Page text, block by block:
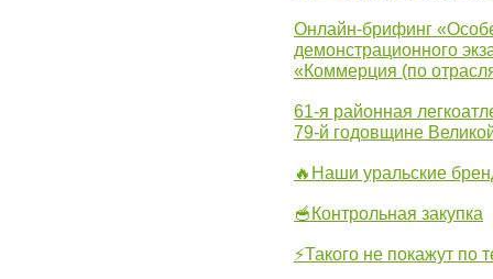
Онлайн-брифинг
демонстрационного
«Коммерция (по
61-я районная
79-й годовщине
🔥Наши уральские
🥣Контрольная закупка
⚡Такого не покажут по